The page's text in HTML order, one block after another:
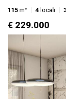
115 m² 4 locali
€ 229.000